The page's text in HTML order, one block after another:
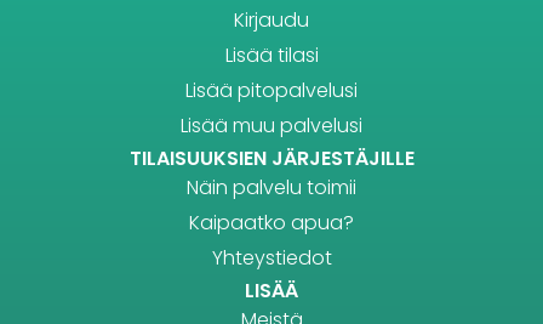
Kirjaudu
Lisää tilasi
Lisää pitopalvelusi
Lisää muu palvelusi
TILAISUUKSIEN JÄRJESTÄJILLE
Näin palvelu toimii
Kaipaatko apua?
Yhteystiedot
LISÄÄ